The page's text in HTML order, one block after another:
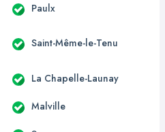
Paulx
Saint-Même-le-Tenu
La Chapelle-Launay
Malville